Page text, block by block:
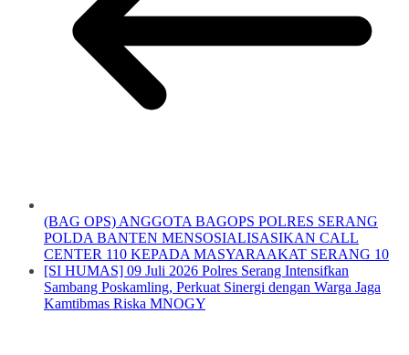
(BAG OPS) ANGGOTA BAGOPS POLRES SERANG
POLDA BANTEN MENSOSIALISASIKAN CALL
CENTER 110 KEPADA MASYARAAKAT SERANG 10
[SI HUMAS] 09 Juli 2026 Polres Serang Intensifkan
Sambang Poskamling, Perkuat Sinergi dengan Warga Jaga
Kamtibmas Riska MNOGY